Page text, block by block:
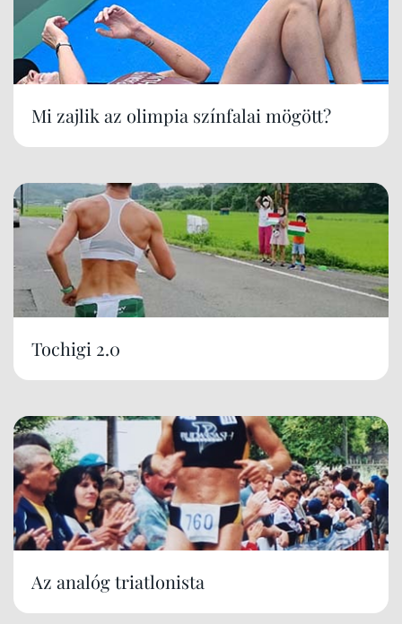
Mi zajlik az olimpia színfalai mögött?
Tochigi 2.0
Az analóg triatlonista